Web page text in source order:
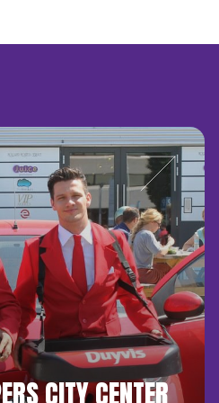
CITY CENTER